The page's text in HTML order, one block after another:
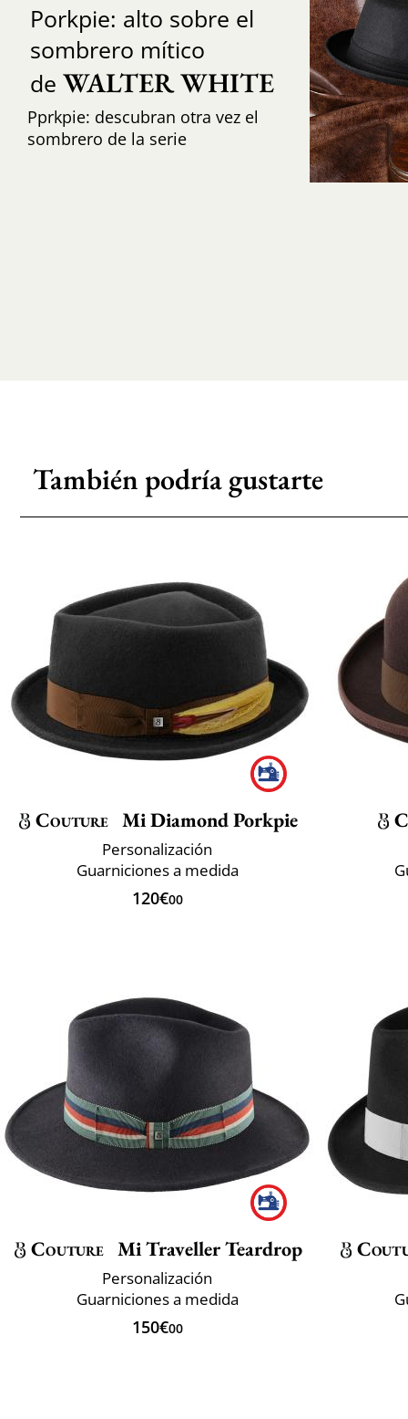
Porkpie: alto sobre el
sombrero mítico
de WALTER WHITE
Pprkpie: descubran otra vez el
sombrero de la serie
También podría gustarte
Couture Mi Diamond Porkpie
Personalización
Guarniciones a medida
120€00
Couture Mi Traveller Teardrop
Personalización
Guarniciones a medida
150€00